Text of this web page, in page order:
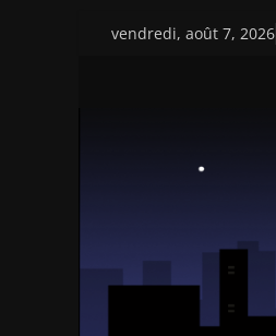
Passervendredi, août 7, 2026